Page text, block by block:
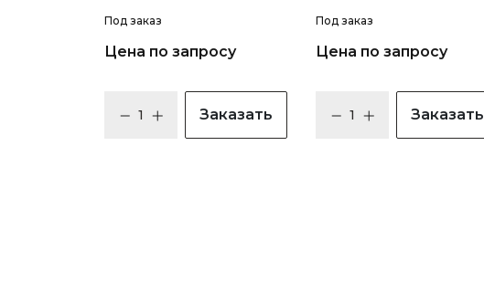
Под заказ
Цена по запросу
Заказать
Под заказ
Цена по запросу
Заказать